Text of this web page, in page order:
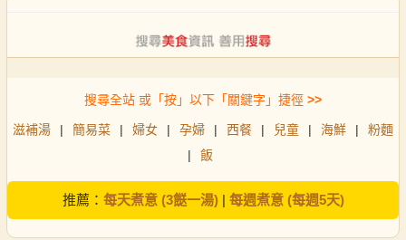
搜尋全站 或「按」以下「關鍵字」捷徑 >>
滋補湯 | 簡易菜 | 婦女 | 孕婦 | 西餐 | 兒童 | 海鮮 |
粉麵
|
飯
推薦： 每天煮意 (3餸一湯)| 每週煮意 (每週5天)